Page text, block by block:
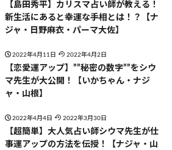
【島田秀平】カリスマ占い師が教える！
新生活にあると幸運な手相とは！？【ナ
ジャ・日野麻衣・パーマ大佐】
2022年4月11日 2022年4月2日
【恋愛運アップ】””秘密の数字””をシウ
マ先生が大公開！【いかちゃん・ナジ
ャ・山根】
2022年4月4日 2022年3月30日
【超簡単】大人気占い師シウマ先生が仕
事運アップの方法を伝授！【ナジャ・山